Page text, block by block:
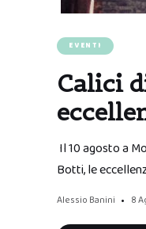
EVENTI
Calici
Il 10 agosto a
Botti, le
Alessio Banini 8